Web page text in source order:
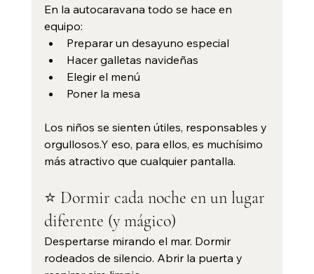
En la autocaravana todo se hace en
equipo:
Preparar un desayuno especial
Hacer galletas navideñas
Elegir el menú
Poner la mesa
Los niños se sienten útiles, responsables y
orgullosos.Y eso, para ellos, es muchísimo
más atractivo que cualquier pantalla.
⭐ Dormir cada noche en un lugar
diferente (y mágico)
Despertarse mirando el mar. Dormir
rodeados de silencio. Abrir la puerta y